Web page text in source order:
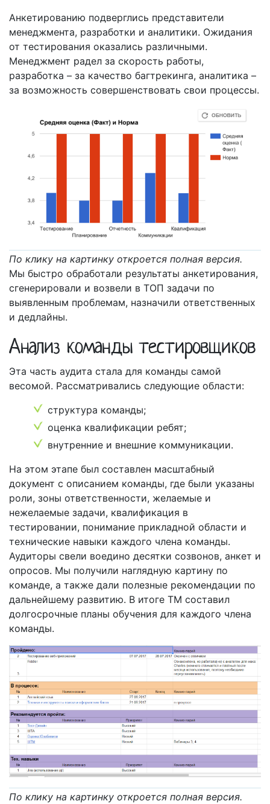
Анкетированию подверглись представители
менеджмента, разработки и аналитики. Ожидания
от тестирования оказались различными.
Менеджмент радел за скорость работы,
разработка – за качество багтрекинга, аналитика –
за возможность совершенствовать свои процессы.
По клику на картинку откроется полная версия.
Мы быстро обработали результаты анкетирования,
сгенерировали и возвели в ТОП задачи по
выявленным проблемам, назначили ответственных
и дедлайны.
Анализ команды тестировщиков
Эта часть аудита стала для команды самой
весомой. Рассматривались следующие области:
структура команды;
оценка квалификации ребят;
внутренние и внешние коммуникации.
На этом этапе был составлен масштабный
документ с описанием команды, где были указаны
роли, зоны ответственности, желаемые и
нежелаемые задачи, квалификация в
тестировании, понимание прикладной области и
технические навыки каждого члена команды.
Аудиторы свели воедино десятки созвонов, анкет и
опросов. Мы получили наглядную картину по
команде, а также дали полезные рекомендации по
дальнейшему развитию. В итоге ТМ составил
долгосрочные планы обучения для каждого члена
команды.
По клику на картинку откроется полная версия.